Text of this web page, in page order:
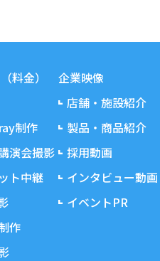
料金）
制作
演会撮影
ト中継
作
企業映像
店舗・施設紹介
製品・商品紹介
採用動画
インタビュー動画
イベントPR